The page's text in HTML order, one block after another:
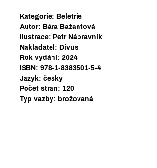
Kategorie: Beletrie
Autor: Bára Bažantová
Ilustrace: Petr Nápravník
Nakladatel: Divus
Rok vydání: 2024
ISBN: 978-1-8383501-5-4
Jazyk: česky
Počet stran: 120
Typ vazby: brožovaná